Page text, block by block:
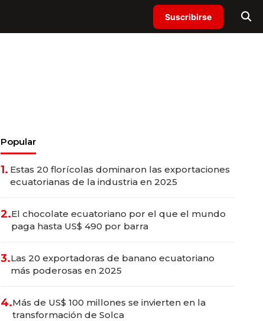
Suscribirse
Popular
1. Estas 20 florícolas dominaron las exportaciones
ecuatorianas de la industria en 2025
2.El chocolate ecuatoriano por el que el mundo
paga hasta US$ 490 por barra
3.Las 20 exportadoras de banano ecuatoriano
más poderosas en 2025
4.Más de US$ 100 millones se invierten en la
transformación de Solca